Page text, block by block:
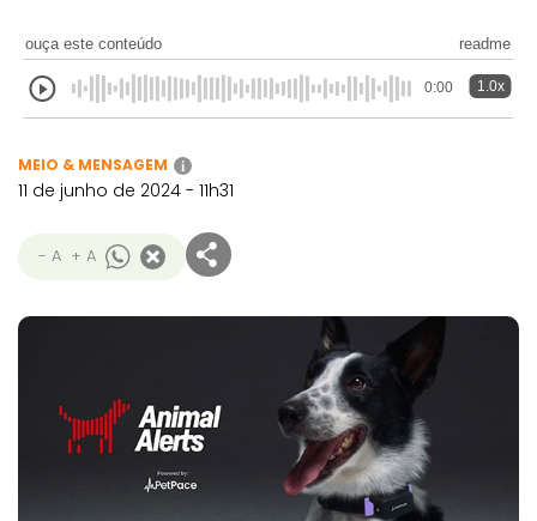
ouça este conteúdo readme
0:00 1.0x
MEIO & MENSAGEM i
11 de junho de 2024 - 11h31
- A + A